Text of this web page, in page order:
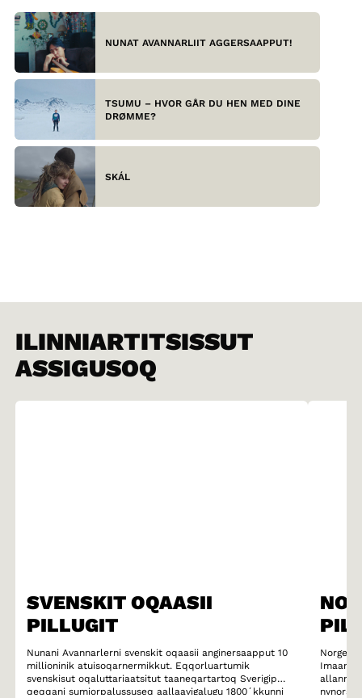
NUNAT AVANNARLIIT AGGERSAAPPUT!
TSUMU – HVOR GÅR DU HEN MED DINE
DRØMME?
SKÁL
ILINNIARTITSISSUT
ASSIGUSOQ
SVENSKIT OQAASII
PILLUGIT
Nunani Avannarlerni svenskit oqaasii anginersaapput 10
millioninik atuisoqarnermikkut. Eqqorluartumik
svenskisut oqaluttariaatsitut taaneqartartoq Sverigip
qeqqani sumiorpalussuseq aallaavigalugu 1800´kkunni